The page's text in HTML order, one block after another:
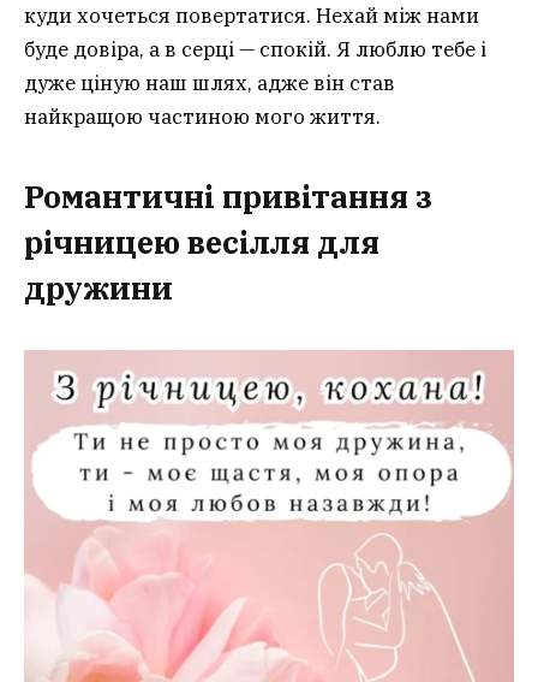
куди хочеться повертатися. Нехай між нами
буде довіра, а в серці — спокій. Я люблю тебе і
дуже ціную наш шлях, адже він став
найкращою частиною мого життя.
Романтичні привітання з
річницею весілля для
дружини